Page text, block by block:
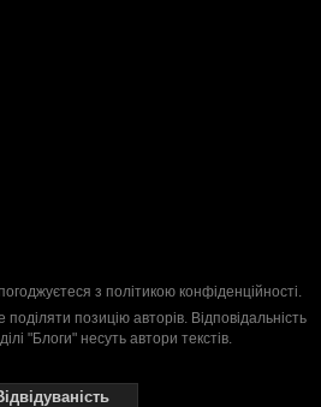
з політикою конфіденційності.
позицію авторів. Відповідальність
"Блоги" несуть автори текстів.